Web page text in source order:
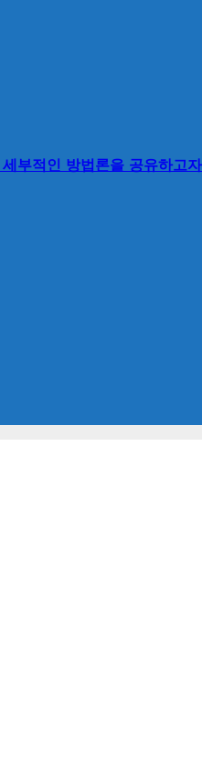
부적인 방법론을 공유하고